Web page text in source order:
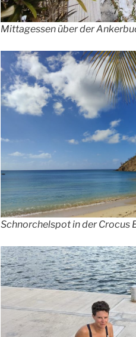
Mittagessen über der
Schnorchelspot in der Crocus